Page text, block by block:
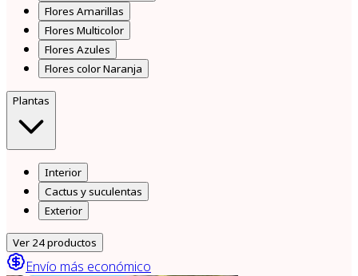
Flores Amarillas
Flores Multicolor
Flores Azules
Flores color Naranja
Plantas
Interior
Cactus y suculentas
Exterior
Ver 24productos
Envío más económico